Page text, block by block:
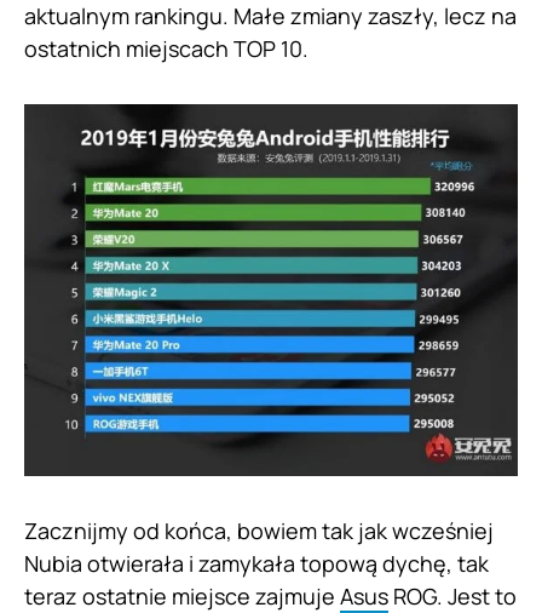
aktualnym rankingu. Małe zmiany zaszły, lecz na
ostatnich miejscach TOP 10.
Zacznijmy od końca, bowiem tak jak wcześniej
Nubia otwierała i zamykała topową dychę, tak
teraz ostatnie miejsce zajmuje Asus ROG. Jest to